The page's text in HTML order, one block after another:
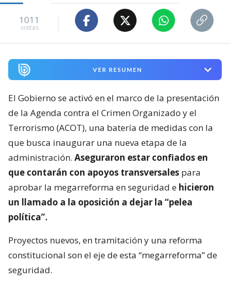
1011
visitas
VER RESUMEN
El Gobierno se activó en el marco de la presentación
de la Agenda contra el Crimen Organizado y el
Terrorismo (ACOT), una batería de medidas con la
que busca inaugurar una nueva etapa de la
administración. Aseguraron estar confiados en
que contarán con apoyos transversales para
aprobar la megarreforma en seguridad e hicieron
un llamado a la oposición a dejar la “pelea
política”.
Proyectos nuevos, en tramitación y una reforma
constitucional son el eje de esta “megarreforma” de
seguridad.